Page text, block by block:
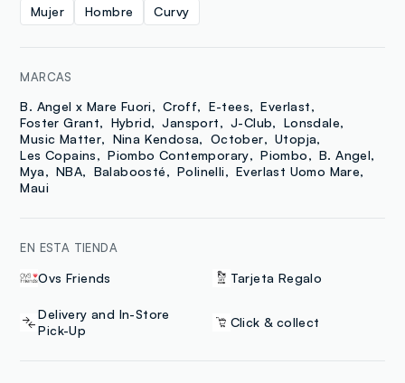
Mujer Hombre Curvy
MARCAS
B. Angel x Mare Fuori Croff E-tees
Everlast
Foster Grant
Hybrid Jansport J-Club
Lonsdale
Music Matter
Nina Kendosa October
Utopja
Les Copains
Piombo Contemporary Piombo
B. Angel
Mya
NBA Balaboosté Polinelli
Everlast Uomo Mare
Maui
EN ESTA TIENDA
Ovs Friends Tarjeta Regalo
Delivery and In-Store
Pick-Up
Click & collect